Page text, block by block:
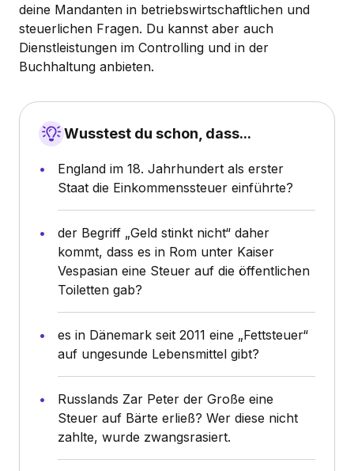
deine Mandanten in betriebswirtschaftlichen und
steuerlichen Fragen. Du kannst aber auch
Dienstleistungen im Controlling und in der
Buchhaltung anbieten.
Wusstest du schon, dass...
England im 18. Jahrhundert als erster
Staat die Einkommenssteuer einführte?
der Begriff „Geld stinkt nicht“ daher
kommt, dass es in Rom unter Kaiser
Vespasian eine Steuer auf die öffentlichen
Toiletten gab?
es in Dänemark seit 2011 eine „Fettsteuer“
auf ungesunde Lebensmittel gibt?
Russlands Zar Peter der Große eine
Steuer auf Bärte erließ? Wer diese nicht
zahlte, wurde zwangsrasiert.